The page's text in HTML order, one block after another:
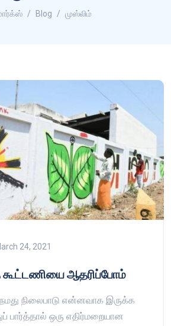
Blog முஸ்லிம்
24, 2021
கூட்டணியை ஆதரிப்போம்
நிலைபாடு என்னவாக இருக்க
பார்த்தால் ஒரு எதிர்மறையான